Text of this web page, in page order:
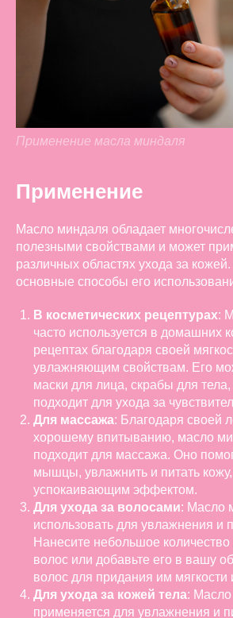
Применение масла миндаля
Применение
Масло миндаля обладает
полезными свойствами и может
различных областях ухода за
основные способы его
В косметических рецептурах:
часто используется в домашних
рецептах благодаря своей
увлажняющим свойствам. Его
маски для лица, скрабы для
подходит для ухода за
Для массажа: Благодаря своей
хорошему впитыванию, масло
подходит для массажа. Оно
мышцы, увлажнить и питать
успокаивающим эффектом.
Для ухода за волосами: Масло
использовать для увлажнения и
Нанесите небольшое
волос или добавьте его в вашу
волос для придания им мягкости
Для ухода за кожей тела:
применяется для увлажнения и